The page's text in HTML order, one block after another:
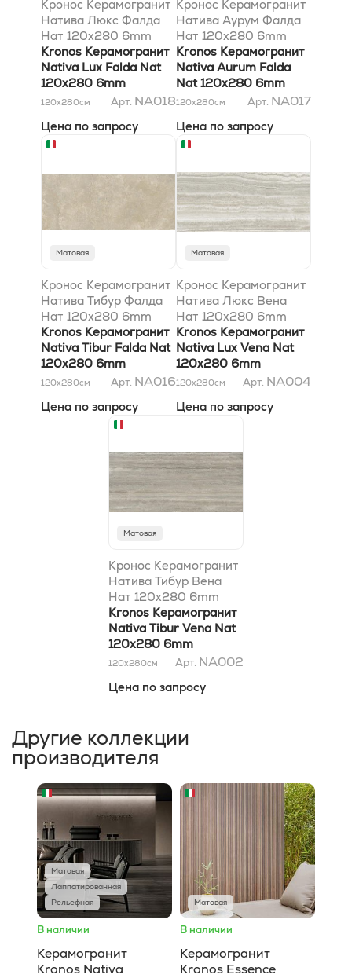
Кронос Керамогранит
Натива Люкс Фалда
Нат 120x280 6mm
Kronos Керамогранит
Nativa Lux Falda Nat
120x280 6mm
120x280см Арт. NA018
Цена по запросу
Кронос Керамогранит
Натива Аурум Фалда
Нат 120x280 6mm
Kronos Керамогранит
Nativa Aurum Falda
Nat 120x280 6mm
120x280см Арт. NA017
Цена по запросу
Матовая
Кронос Керамогранит
Натива Тибур Фалда
Нат 120x280 6mm
Kronos Керамогранит
Nativa Tibur Falda Nat
120x280 6mm
120x280см Арт. NA016
Цена по запросу
Матовая
Кронос Керамогранит
Натива Люкс Вена
Нат 120x280 6mm
Kronos Керамогранит
Nativa Lux Vena Nat
120x280 6mm
120x280см Арт. NA004
Цена по запросу
Матовая
Кронос Керамогранит
Натива Тибур Вена
Нат 120x280 6mm
Kronos Керамогранит
Nativa Tibur Vena Nat
120x280 6mm
120x280см Арт. NA002
Цена по запросу
Другие коллекции
производителя
Матовая
Лаппатированная
Рельефная
В наличии
Керамогранит
Kronos Nativa
Матовая
В наличии
Керамогранит
Kronos Essence